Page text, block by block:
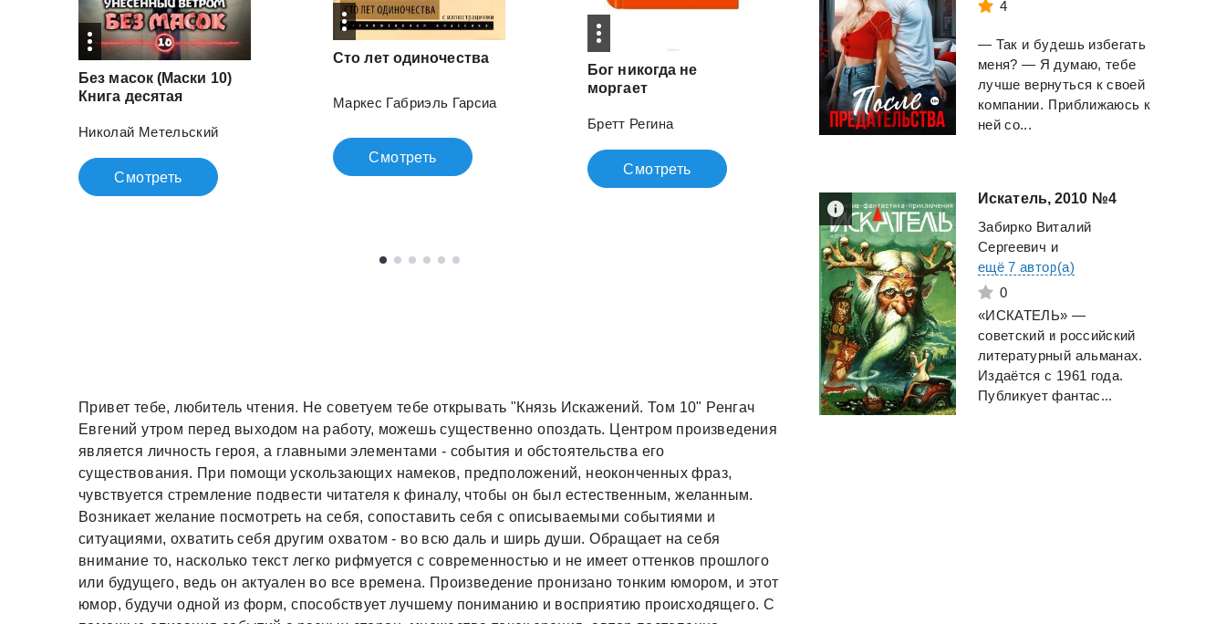
Без масок (Маски 10)
Книга десятая
Николай Метельский
Смотреть
Сто лет одиночества
Маркес Габриэль Гарсиа
Смотреть
Бог никогда не
моргает
Бретт Регина
Смотреть
Я втопчу тебя в
Жирохова Надежда
Sapiens. Краткая
Привет тебе, любитель чтения. Не советуем тебе открывать "Князь Искажений. Том 10" Ренгач
Евгений утром перед выходом на работу, можешь существенно опоздать. Центром произведения
является личность героя, а главными элементами - события и обстоятельства его
существования. При помощи ускользающих намеков, предположений, неоконченных фраз,
чувствуется стремление подвести читателя к финалу, чтобы он был естественным, желанным.
Возникает желание посмотреть на себя, сопоставить себя с описываемыми событиями и
ситуациями, охватить себя другим охватом - во всю даль и ширь души. Обращает на себя
внимание то, насколько текст легко рифмуется с современностью и не имеет оттенков прошлого
или будущего, ведь он актуален во все времена. Произведение пронизано тонким юмором, и этот
юмор, будучи одной из форм, способствует лучшему пониманию и восприятию происходящего. С
4
— Так и будешь избегать
меня? — Я думаю, тебе
лучше вернуться к своей
компании. Приближаюсь к
ней со...
Искатель, 2010 №4
Забирко Виталий
Сергеевич и
ещё 7 автор(а)
0
«ИСКАТЕЛЬ» —
советский и российский
литературный альманах.
Издаётся с 1961 года.
Публикует фантас...